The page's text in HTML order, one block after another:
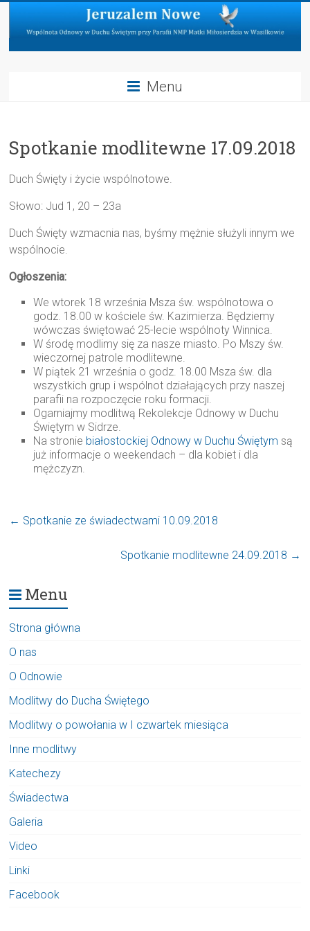
Skip
content
Jeruzalem
Odnowy
Duchu
przy
Parafii
NMP
Matki
Miłosierdzia
Wasilkowie
Menu
Spotkanie modlitewne 17.09.2018
Duch Święty i życie wspólnotowe.
Słowo: Jud 1, 20 – 23a
Duch Święty wzmacnia nas, byśmy mężnie służyli innym we
wspólnocie.
Ogłoszenia:
We wtorek 18 września Msza św. wspólnotowa o
godz. 18.00 w kościele św. Kazimierza. Będziemy
wówczas świętować 25-lecie wspólnoty Winnica.
W środę modlimy się za nasze miasto. Po Mszy św.
wieczornej patrole modlitewne.
W piątek 21 września o godz. 18.00 Msza św. dla
wszystkich grup i wspólnot działających przy naszej
parafii na rozpoczęcie roku formacji.
Ogarniajmy modlitwą Rekolekcje Odnowy w Duchu
Świętym w Sidrze.
Na stronie białostockiej Odnowy w Duchu Świętym są
już informacje o weekendach – dla kobiet i dla
mężczyzn.
← Spotkanie ze świadectwami 10.09.2018
Spotkanie modlitewne 24.09.2018 →
Menu
Strona główna
O nas
O Odnowie
Modlitwy do Ducha Świętego
Modlitwy o powołania w I czwartek miesiąca
Inne modlitwy
Katechezy
Świadectwa
Galeria
Video
Linki
Facebook